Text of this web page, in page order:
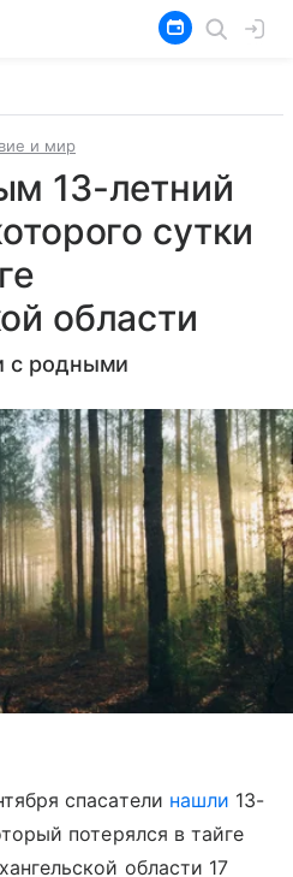
и мир
13-летний
сутки
области
с родными
спасатели нашли 13-
потерялся в тайге
области 17